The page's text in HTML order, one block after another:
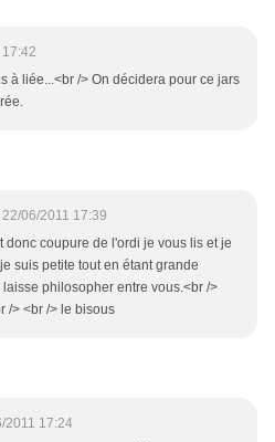
à liée...<br /> On décidera pour ce jars
22/06/2011 17:39
donc coupure de l'ordi je vous lis et je
suis petite tout en étant grande
philosopher entre vous.<br />
/> <br /> le bisous
2011 17:24